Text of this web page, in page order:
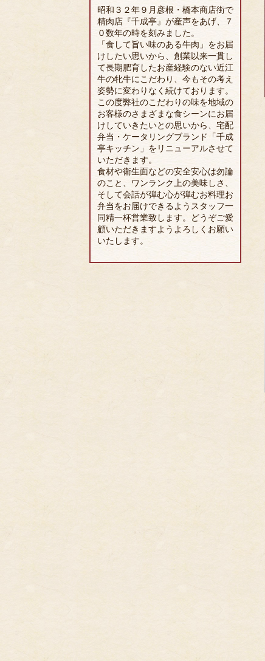
Favorite
昭和３２年９月彦根・橋本商店街で
精肉店『千成亭』が産声をあげ、７
０数年の時を刻みました。
「食して旨い味のある牛肉」をお届
けしたい思いから、創業以来一貫し
て長期肥育したお産経験のない近江
牛の牝牛にこだわり、今もその考え
姿勢に変わりなく続けております。
この度弊社のこだわりの味を地域の
お客様のさまざまな食シーンにお届
けしていきたいとの思いから、宅配
弁当・ケータリングブランド「千成
亭キッチン」をリニューアルさせて
いただきます。
食材や衛生面などの安全安心は勿論
のこと、ワンランク上の美味しさ、
そして会話が弾む心が弾むお料理お
弁当をお届けできるようスタッフ一
同精一杯営業致します。どうぞご愛
顧いただきますようよろしくお願い
いたします。